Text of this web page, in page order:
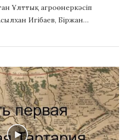
Ұлттық агроөнеркәсіп
Игібаев, Біржан…